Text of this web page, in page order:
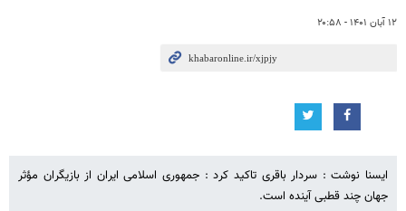
۱۲ آبان ۱۴۰۱ - ۲۰:۵۸
ایسنا نوشت : سردار باقری تاکید کرد : جمهوری اسلامی ایران از بازیگران مؤثر
جهان چند قطبی آینده است.